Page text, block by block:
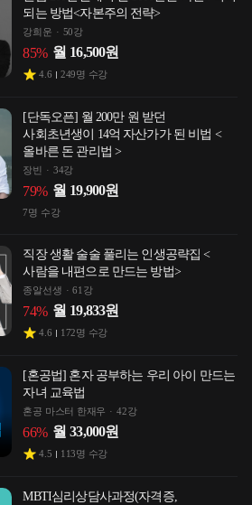
되는 방법<자본주의 전략>
강희운 50강
85% 월 16,500원
4.6 249명 수강
[단독오픈] 월 200만 원 받던
사회초년생이 14억 자산가가 된 비법 <
올바른 돈 관리법 >
장빈 34강
79% 월 19,900원
7명 수강
직장 생활 술술 풀리는 인생공략집 <
사람을 내편으로 만드는 방법>
종알선생 61강
74% 월 19,833원
4.6 172명 수강
[혼공법] 혼자 공부하는 우리 아이 만드는
자녀 교육법
혼공 마스터 한재우 42강
66% 월 33,000원
4.5 113명 수강
MBTI심리상담사과정(자격증,